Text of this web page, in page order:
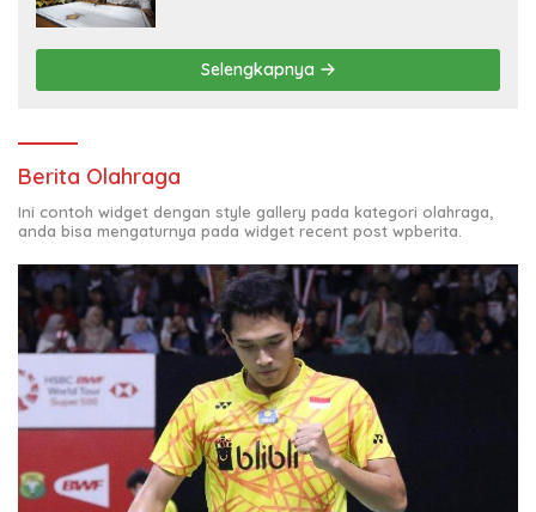
Selengkapnya
Berita Olahraga
Ini contoh widget dengan style gallery pada kategori olahraga,
anda bisa mengaturnya pada widget recent post wpberita.